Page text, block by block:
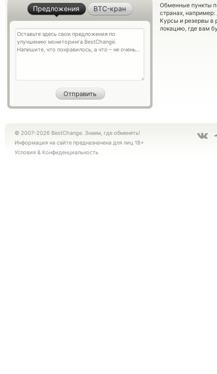
Обменные пункты
странах, например:
Курсы и резервы в
локацию, где вам
Предложения BTC-кран
© 2007-2026 BestChange. Знаем, где обменять!
Информация на сайте предназначена для лиц 18+
Условия & Конфиденциальность